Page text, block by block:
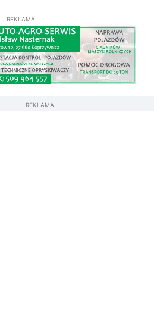
REKLAMA
REKLAMA